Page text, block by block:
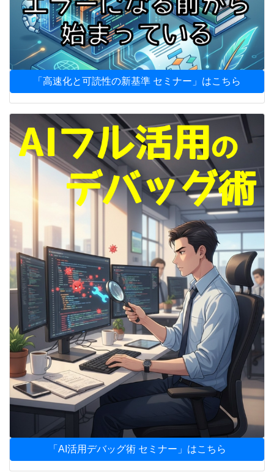
「高速化と可読性の新基準 セミナー」はこちら
「AI活用デバッグ術 セミナー」はこちら